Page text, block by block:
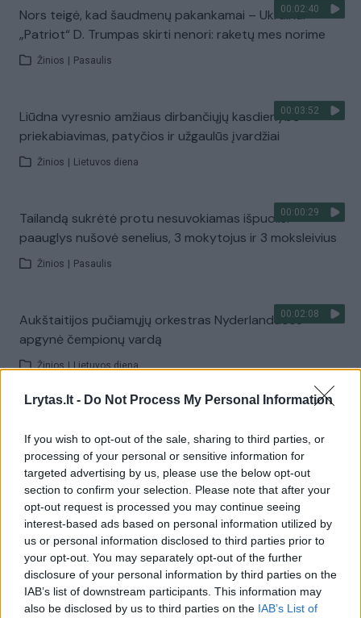
Lrytas.lt - Do Not Process My Personal Information
If you wish to opt-out of the sale, sharing to third parties, or
processing of your personal or sensitive information for
targeted advertising by us, please use the below opt-out
section to confirm your selection. Please note that after your
opt-out request is processed you may continue seeing
interest-based ads based on personal information utilized by
us or personal information disclosed to third parties prior to
your opt-out. You may separately opt-out of the further
disclosure of your personal information by third parties on the
IAB’s list of downstream participants. This information may
also be disclosed by us to third parties on the IAB’s List of
00:02:40
Nors teigė, kad šaudmenų pakankamai – Ukrainai
„Patriot“ D. Trumpas skirti nenori: raketų mes norime
Žinios Pasaulis
00:03:52
Liūdna vyresnio amžiaus dirbančiųjų kasdienybė –
priekabiavimas, patyčios ir užgaulūs įvardžiai
Žinios Lietuvos diena
00:00:29
Tailandą sukrėtė protu nesuvokiamas išpuolis:
paauglys nušovė senelius, 3 mokytojus ir 3 moksleivius
Žinios Pasaulis
00:02:08
Aukštaitijos pučiamųjų orkestras Nyderlanduose
apgynė čempionų vardą
Žinios | Lietuvos diena
Žiūrimiausi įrašai
00:00:30
Vaizdai iš tragiškos avarijos Vilniaus r.: dviejų moterų ir
vaiko gyvybių išgelbėti nepavyko